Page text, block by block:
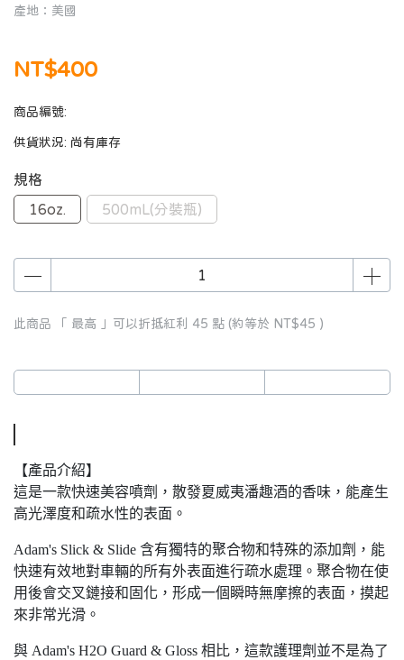
產地：美國
NT$400
商品編號:
供貨狀況: 尚有庫存
規格
16oz.
500mL(分裝瓶)
此商品 「 最高 」可以折抵紅利 45 點 (約等於 NT$45 )
【產品介紹】
這是一款快速美容噴劑，散發夏威夷潘趣酒的香味，能產生
高光澤度和疏水性的表面。
Adam's Slick & Slide 含有獨特的聚合物和特殊的添加劑，能
快速有效地對車輛的所有外表面進行疏水處理。聚合物在使
用後會交叉鏈接和固化，形成一個瞬時無摩擦的表面，摸起
來非常光滑。
與 Adam's H2O Guard & Gloss 相比，這款護理劑並不是為了